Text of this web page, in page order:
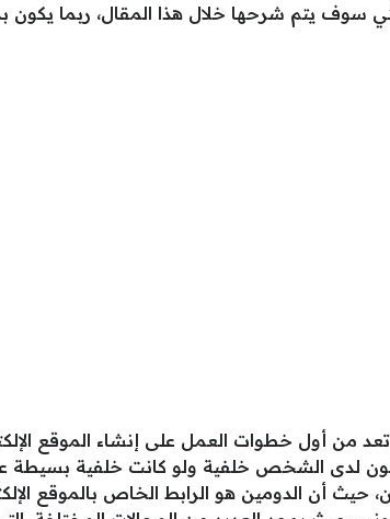
سوف يتم شرحها خلال هذا المقال، ربما يكون
أول خطوات العمل على إنشاء الموقع
لدى الشخص خلفية ولو كانت خلفية بسيطة
حيث أن الدومين هو الرابط الخاص بالموقع